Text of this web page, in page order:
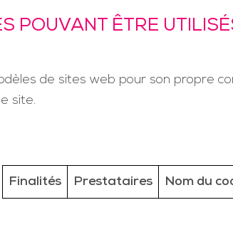
POUVANT ÊTRE
de sites web pour son propre
site.
Finalités Prestataires Nom du